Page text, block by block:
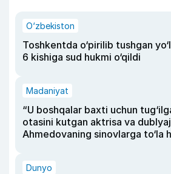
O‘zbekiston
Toshkentda o‘pirilib tushgan
6 kishiga sud hukmi o‘qildi
Madaniyat
“U boshqalar baxti uchun
otasini kutgan aktrisa va
Ahmedovaning sinovlarga to‘la
Dunyo